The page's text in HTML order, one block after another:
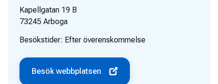
Kapellgatan 19 B
73245 Arboga
Besökstider: Efter överenskommelse
Besök webbplatsen